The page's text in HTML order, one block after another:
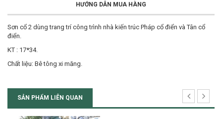
HƯỚNG DẪN MUA HÀNG
Sơn cổ 2 dùng trang trí công trình nhà kiến trúc Pháp cổ điển và Tân cổ
điển.
KT : 17*34.
Chất liệu: Bê tông xi măng.
SẢN PHẨM LIÊN QUAN